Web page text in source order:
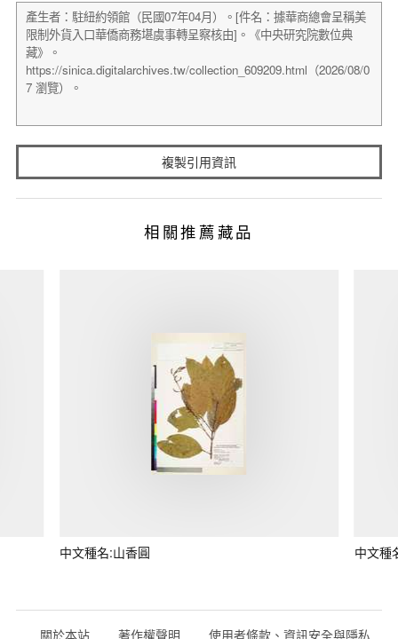
複製引用資訊
相關推薦藏品
中文種名:山香圓 中文種
關於本站 著作權聲明 使用者條款、資訊安全與隱私